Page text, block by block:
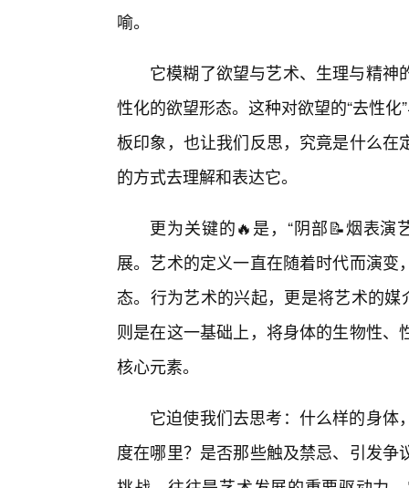
喻。
它模糊了欲望与艺术、生理与精
性化的欲望形态。这种对欲望的“去性
板印象，也让我们反思，究竟是什么
的方式去理解和表达它。
更为关键的🔥是，“阴部📝烟表演
展。艺术的定义一直在随着时代而演
态。行为艺术的兴起，更是将艺术的
则是在这一基础上，将身体的生物性
核心元素。
它迫使我们去思考：什么样的身
度在哪里？是否那些触及禁忌、引发